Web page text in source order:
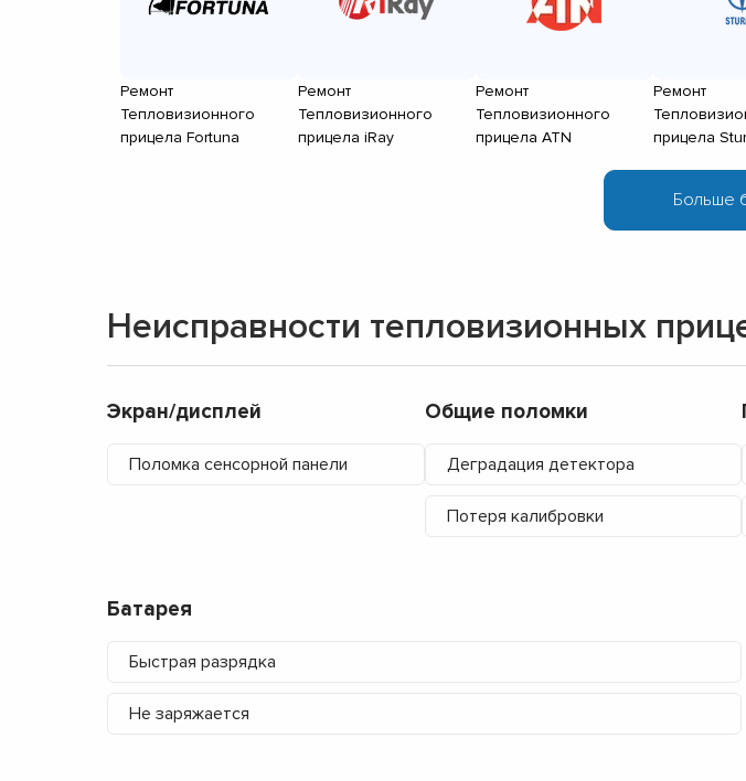
Ремонт
Тепловизионного
прицела Fortuna
Ремонт
Тепловизионного
прицела iRay
Ремонт
Тепловизионного
прицела ATN
Ремонт
прицела
Неисправности тепловизионных
Экран/дисплей
Поломка сенсорной панели
Общие поломки
Деградация детектора
Потеря калибровки
Батарея
Быстрая разрядка
Не заряжается